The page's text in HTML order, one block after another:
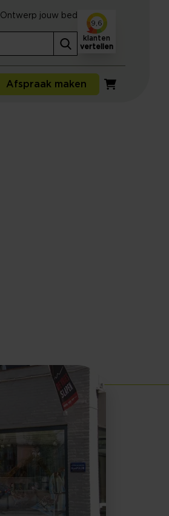
Afspraak maken
Winkelwagen
Ontwerp jouw bed
9,6
klanten
vertellen